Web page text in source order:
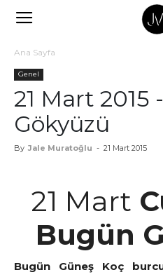
Ana Sayfa
Genel
21 Mart 2015
Gökyüzü
By Jale Muratoğlu - 21 Mart 2015
21 Mart
Bugün
Bugün Güneş Koç